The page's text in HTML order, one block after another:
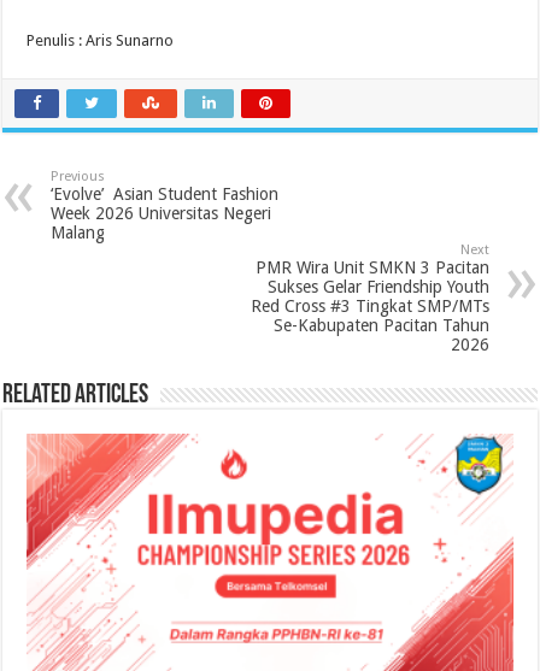
Penulis : Aris Sunarno
Previous
‘Evolve’ Asian Student Fashion
Week 2026 Universitas Negeri
Malang
Next
PMR Wira Unit SMKN 3 Pacitan
Sukses Gelar Friendship Youth
Red Cross #3 Tingkat SMP/MTs
Se-Kabupaten Pacitan Tahun
2026
Related Articles